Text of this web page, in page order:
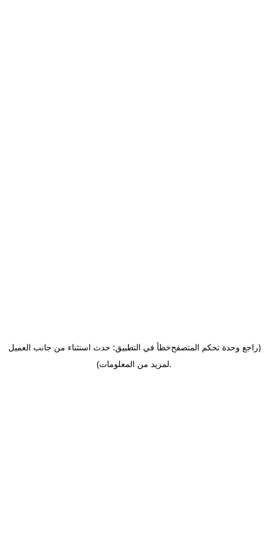
خطأ في التطبيق: حدث استثناء من جانب العميل(راجع وحدة تحكم المتصفح
لمزيد من المعلومات).